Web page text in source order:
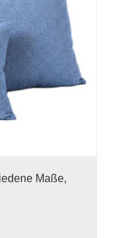
Maße,